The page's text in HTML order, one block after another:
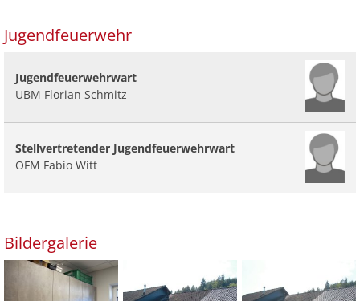
Jugendfeuerwehr
Jugendfeuerwehrwart
UBM Florian Schmitz
Stellvertretender Jugendfeuerwehrwart
OFM Fabio Witt
Bildergalerie